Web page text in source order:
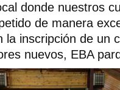
donde nuestros
de manera
la inscripción de un
nuevos, EBA